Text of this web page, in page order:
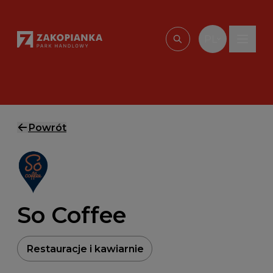
Wpisz, czego
Powrót
So Coffee
Restauracje i kawiarnie